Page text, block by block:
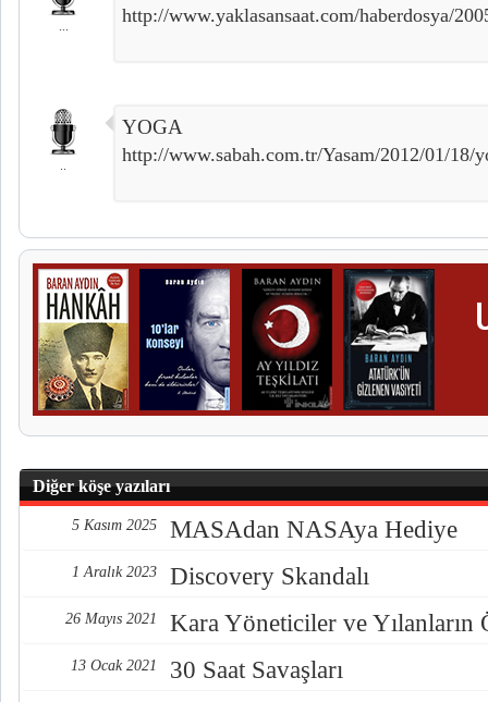
... http://www.yaklasansaat.com/haberdosya/
..
YOGA
http://www.sabah.com.tr/Yasam/2012/01/18/
Diğer köşe yazıları
5 Kasım 2025 MASAdan NASAya Hediye
1 Aralık 2023 Discovery Skandalı
26 Mayıs 2021 Kara Yöneticiler ve Yılanların
13 Ocak 2021 30 Saat Savaşları